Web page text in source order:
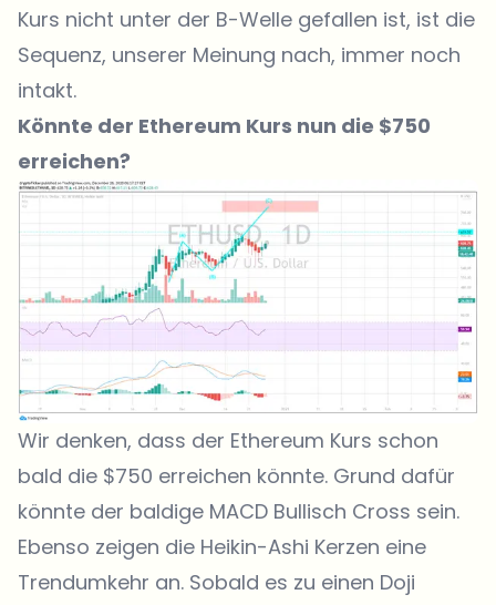
Kurs nicht unter der B-Welle gefallen ist, ist die
Sequenz, unserer Meinung nach, immer noch
intakt.
Könnte der Ethereum Kurs nun die $750
erreichen?
Wir denken, dass der Ethereum Kurs schon
bald die $750 erreichen könnte. Grund dafür
könnte der baldige MACD Bullisch Cross sein.
Ebenso zeigen die Heikin-Ashi Kerzen eine
Trendumkehr an. Sobald es zu einen Doji